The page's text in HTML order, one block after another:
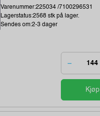
Varenummer:225034 /7100296531
Lagerstatus:2568 stk på lager.
Sendes om:2-3 dager
Kjøp